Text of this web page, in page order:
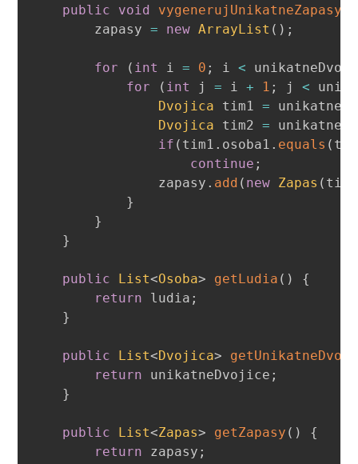
public
void vygenerujUnikatneZapasy
        zapasy
= new ArrayList ( ) ;
for ( int i = 0 ; i <
for
( int j = i + 1 ; j <
Dvojica tim1 =
Dvojica tim2 =
if ( tim1 . osoba1 . equals (
continue ;
                zapasy
. add ( new Zapas ( tim1
}
}
}
public List<Osoba> getLudia ( )
{
return ludia ;
}
public List<Dvojica>
return unikatneDvojice ;
}
public List<Zapas> getZapasy ( )
{
return zapasy ;